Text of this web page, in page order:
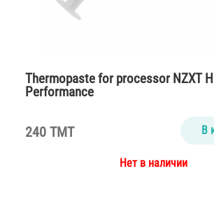
Thermopaste for processor NZXT
Performance
240 TMT В
Нет в наличии